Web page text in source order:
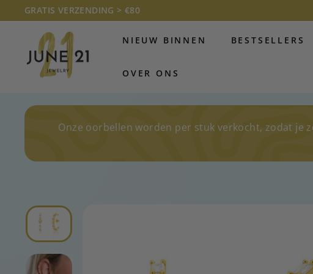
Doorgaan
naarDiavoorstelling
pauzeren
GRATIS VERZENDING > €80
U
N
1
E
W
R
NIEUW BINNEN BESTSELLERS
OVER ONS
Onze oorbellen worden per stuk verkocht, zodat je